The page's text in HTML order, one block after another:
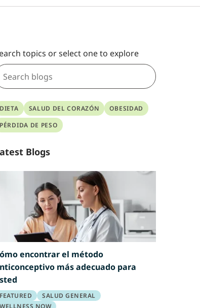
topics or select one to explore
DIETA SALUD DEL CORAZÓN
OBESIDAD
PÉRDIDA DE PESO
Blogs
encontrar el método
más adecuado para
FEATURED
SALUD GENERAL
WELLNESS NOW